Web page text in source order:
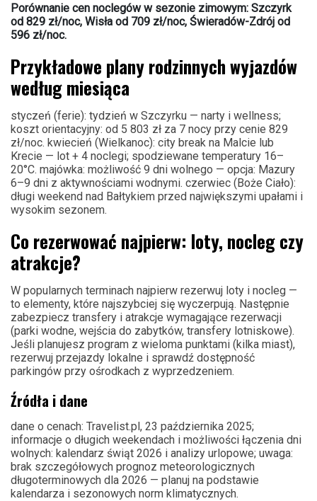
Porównanie cen noclegów w sezonie zimowym: Szczyrk
od 829 zł/noc, Wisła od 709 zł/noc, Świeradów-Zdrój od
596 zł/noc.
Przykładowe plany rodzinnych wyjazdów
według miesiąca
styczeń (ferie): tydzień w Szczyrku — narty i wellness;
koszt orientacyjny: od 5 803 zł za 7 nocy przy cenie 829
zł/noc. kwiecień (Wielkanoc): city break na Malcie lub
Krecie — lot + 4 noclegi; spodziewane temperatury 16–
20°C. majówka: możliwość 9 dni wolnego — opcja: Mazury
6–9 dni z aktywnościami wodnymi. czerwiec (Boże Ciało):
długi weekend nad Bałtykiem przed największymi upałami i
wysokim sezonem.
Co rezerwować najpierw: loty, nocleg czy
atrakcje?
W popularnych terminach najpierw rezerwuj loty i nocleg —
to elementy, które najszybciej się wyczerpują. Następnie
zabezpiecz transfery i atrakcje wymagające rezerwacji
(parki wodne, wejścia do zabytków, transfery lotniskowe).
Jeśli planujesz program z wieloma punktami (kilka miast),
rezerwuj przejazdy lokalne i sprawdź dostępność
parkingów przy ośrodkach z wyprzedzeniem.
Źródła i dane
dane o cenach: Travelist.pl, 23 października 2025;
informacje o długich weekendach i możliwości łączenia dni
wolnych: kalendarz świąt 2026 i analizy urlopowe; uwaga:
brak szczegółowych prognoz meteorologicznych
długoterminowych dla 2026 — planuj na podstawie
kalendarza i sezonowych norm klimatycznych.